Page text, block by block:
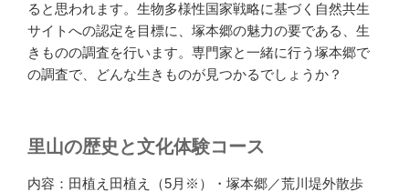
ると思われます。生物多様性国家戦略に基づく自然共生
サイトへの認定を目標に、塚本郷の魅力の要である、生
きものの調査を行います。専門家と一緒に行う塚本郷で
の調査で、どんな生きものが見つかるでしょうか？
里山の歴史と文化体験コース
内容：田植え田植え（5月※）・塚本郷／荒川堤外散歩